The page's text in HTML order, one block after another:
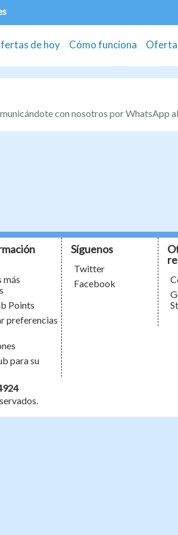
de hoy Cómo funciona
con nosotros por WhatsApp
más
Points
preferencias
para su
Síguenos
Twitter
Facebook